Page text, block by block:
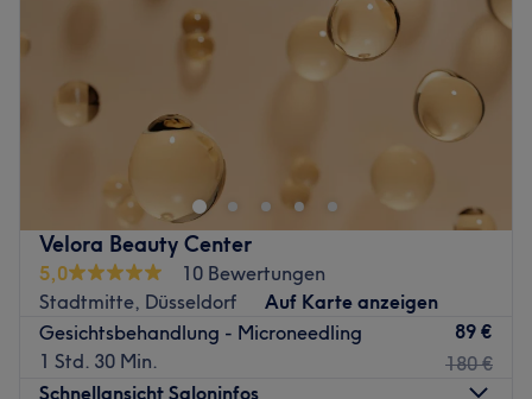
Velora Beauty Center
5,0
10 Bewertungen
Stadtmitte, Düsseldorf
Auf Karte anzeigen
Gesichtsbehandlung - Microneedling
1 Std. 30 Min.
89 €
180 €
Schnellansicht Saloninfos